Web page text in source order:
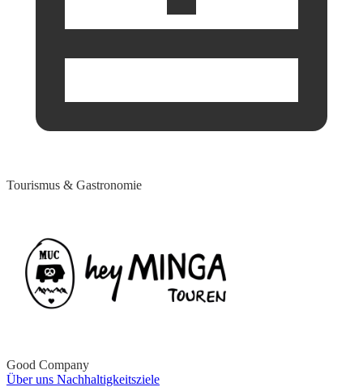
Tourismus & Gastronomie
Good Company
Über uns Nachhaltigkeitsziele